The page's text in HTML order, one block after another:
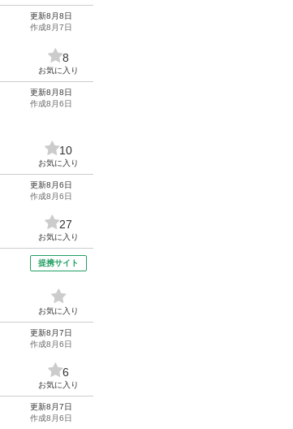
更新8月8日
作成8月7日
8
お気に入り
更新8月8日
作成8月6日
10
お気に入り
更新8月6日
作成8月6日
27
お気に入り
提携サイト
お気に入り
更新8月7日
作成8月6日
6
お気に入り
更新8月7日
作成8月6日